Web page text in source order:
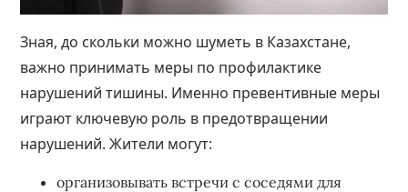
Зная, до скольки можно шуметь в Казахстане,
важно принимать меры по профилактике
нарушений тишины. Именно превентивные меры
играют ключевую роль в предотвращении
нарушений. Жители могут:
организовывать встречи с соседями для